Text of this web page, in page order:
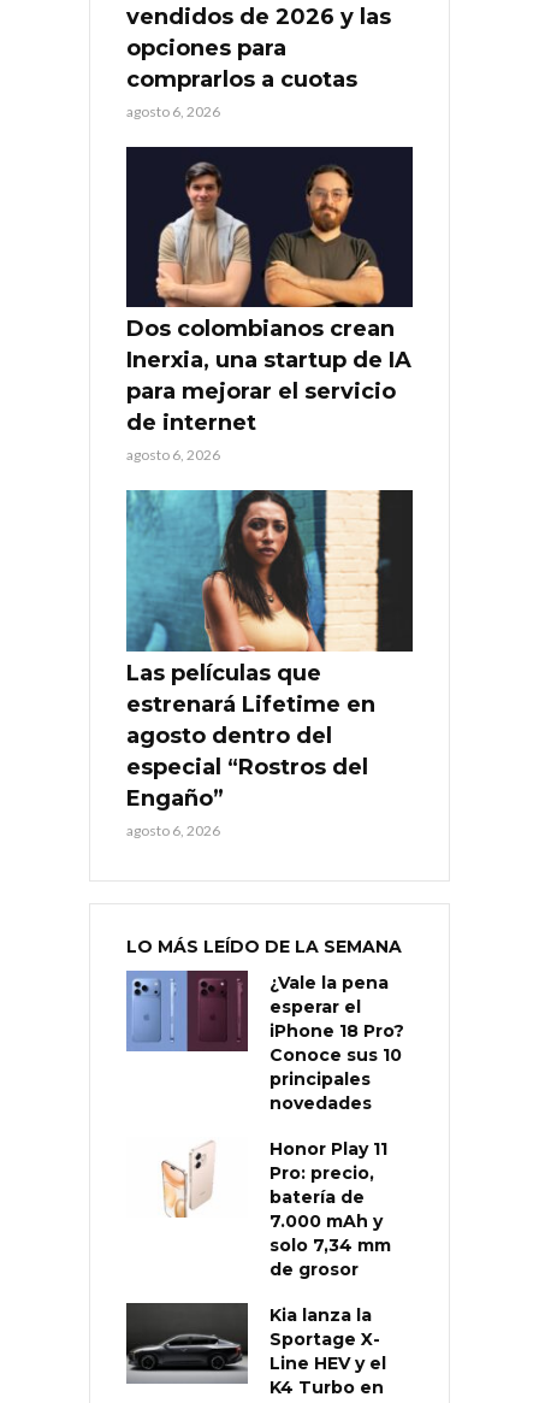
vendidos de 2026 y las
opciones para
comprarlos a cuotas
agosto 6, 2026
Dos colombianos crean
Inerxia, una startup de IA
para mejorar el servicio
de internet
agosto 6, 2026
Las películas que
estrenará Lifetime en
agosto dentro del
especial “Rostros del
Engaño”
agosto 6, 2026
LO MÁS LEÍDO DE LA SEMANA
¿Vale la pena
esperar el
iPhone 18 Pro?
Conoce sus 10
principales
novedades
Honor Play 11
Pro: precio,
batería de
7.000 mAh y
solo 7,34 mm
de grosor
Kia lanza la
Sportage X-
Line HEV y el
K4 Turbo en